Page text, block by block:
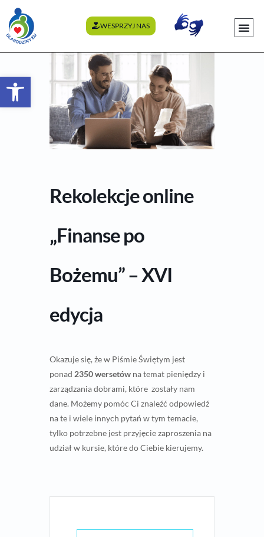
WESPRZYJ NAS
Rekolekcje online
„Finanse po
Bożemu” – XVI
edycja
Okazuje się, że w Piśmie Świętym jest
ponad 2350 wersetów na temat pieniędzy i
zarządzania dobrami, które zostały nam
dane. Możemy pomóc Ci znaleźć odpowiedź
na te i wiele innych pytań w tym temacie,
tylko potrzebne jest przyjęcie zaproszenia na
udział w kursie, które do Ciebie kierujemy.
Otwórz pasek narzędzi